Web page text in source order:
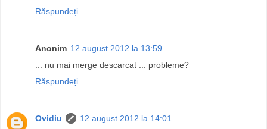
Răspundeți
Anonim 12 august 2012 la 13:59
... nu mai merge descarcat ... probleme?
Răspundeți
Ovidiu
12 august 2012 la 14:01